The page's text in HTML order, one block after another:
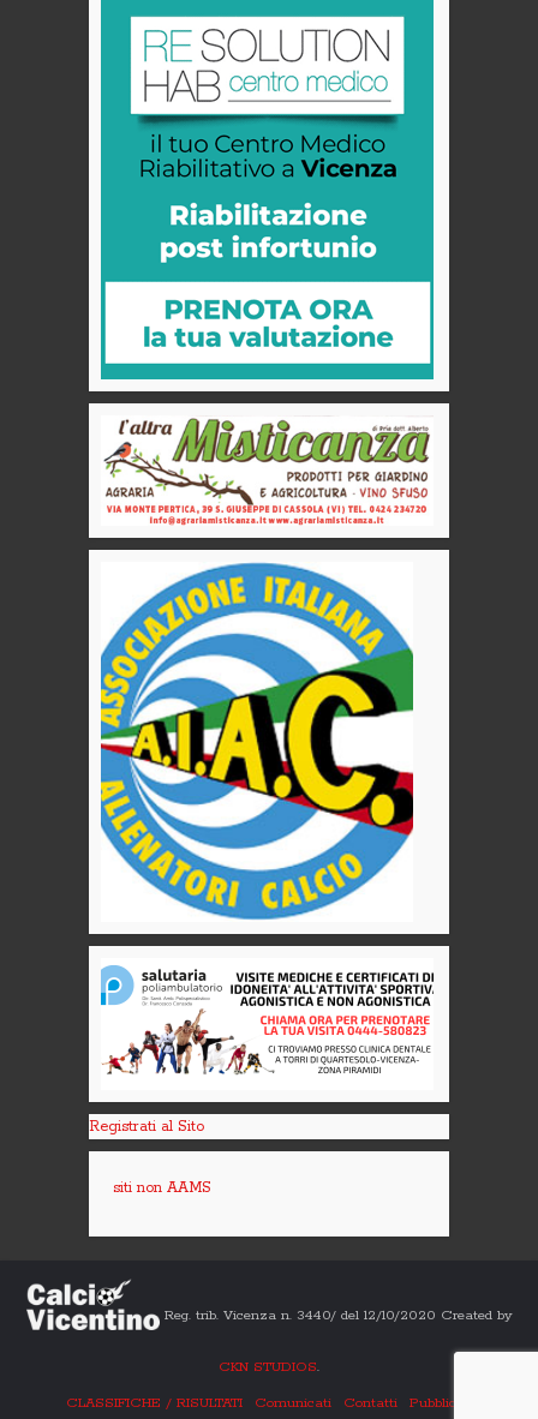
Registrati al Sito
siti non AAMS
Reg. trib. Vicenza n. 3440/ del 12/10/2020 Created by
CKN STUDIOS.
CLASSIFICHE / RISULTATI
Comunicati Contatti Pubblicità